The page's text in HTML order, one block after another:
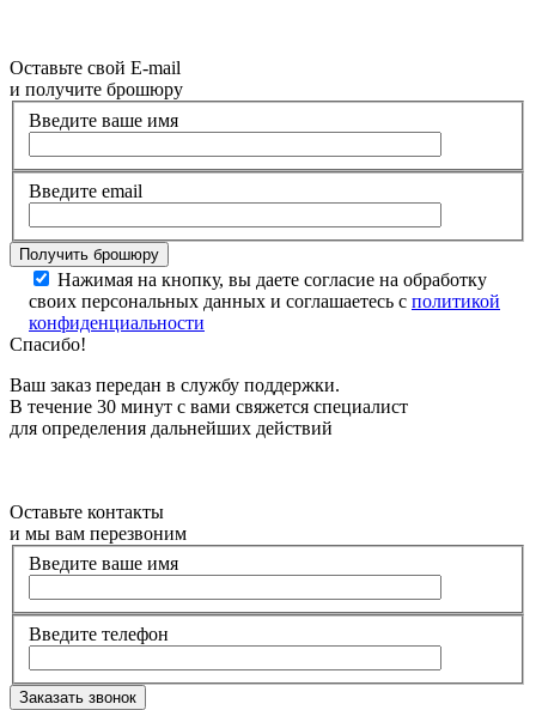
Оставьте свой E-mail
и получите брошюру
Введите ваше имя
Введите email
Нажимая на кнопку, вы даете согласие на обработку
своих персональных данных и соглашаетесь с политикой
конфиденциальности
Спасибо!
Ваш заказ передан в службу поддержки.
В течение 30 минут с вами свяжется специалист
для определения дальнейших действий
Оставьте контакты
и мы вам перезвоним
Введите ваше имя
Введите телефон